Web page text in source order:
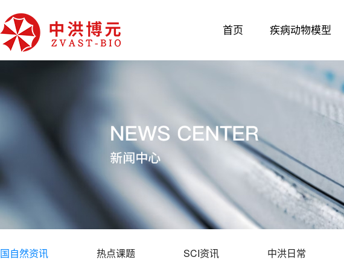
首页 疾病动物模型
国自然资讯 热点课题 SCI资讯 中洪日常